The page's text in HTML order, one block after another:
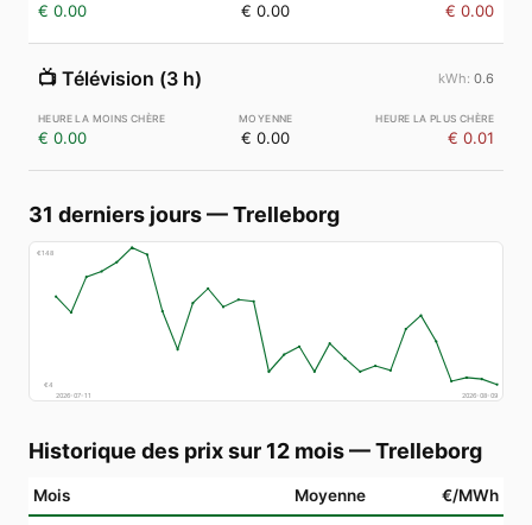
€ 0.00 € 0.00 € 0.00
📺 Télévision (3 h) 0.6
€ 0.00 € 0.00 € 0.01
31 derniers jours—Trelleborg
€148
€4
2026-07-11
2026-08-09
Historique des prix sur 12 mois—Trelleborg
Mois Moyenne €/MWh